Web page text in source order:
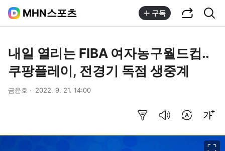
MHN스포츠 구독
내일 열리는 FIBA 여자농구월드컵..
쿠팡플레이, 전경기 독점 생중계
금윤호 2022. 9. 21. 14:00